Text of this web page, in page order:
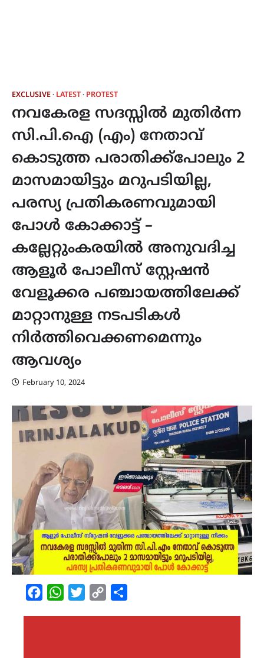
EXCLUSIVE LATEST PROTEST
നവകേരള സദസ്സിൽ മുതിർന്ന
സി.പി.ഐ (എം) നേതാവ്
കൊടുത്ത പരാതിക്ക്പോലും 2
മാസമായിട്ടും മറുപടിയില്ല,
പരസ്യ പ്രതികരണവുമായി
പോൾ കോക്കാട്ട് –
കല്ലേറ്റുംകരയിൽ അനുവദിച്ച
ആളൂർ പോലീസ് സ്റ്റേഷൻ
വേളൂക്കര പഞ്ചായത്തിലേക്ക്
മാറ്റാനുള്ള നടപടികൾ
നിർത്തിവെക്കണമെന്നും
ആവശ്യം
February 10, 2024
FacebookWhatsAppTwitterCopy